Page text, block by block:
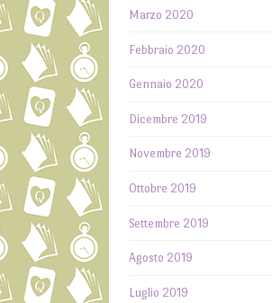
Marzo 2020
Febbraio 2020
Gennaio 2020
Dicembre 2019
Novembre 2019
Ottobre 2019
Settembre 2019
Agosto 2019
Luglio 2019